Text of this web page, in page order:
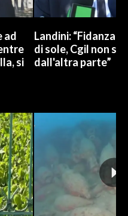
ad
si
Landini: “Fidanza
di sole, Cgil non si
dall'altra parte”